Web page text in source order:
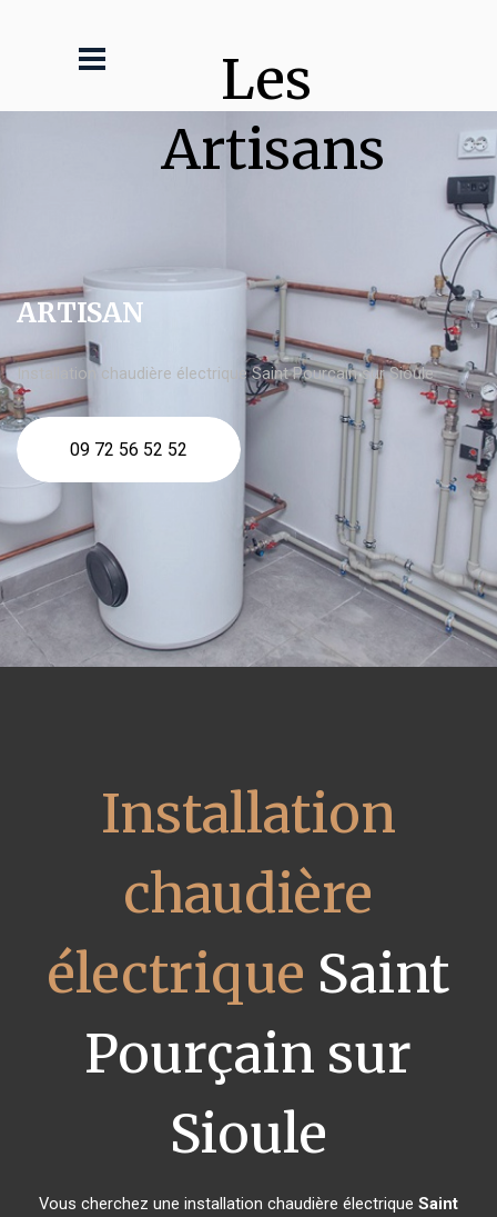
Les
Artisans
ARTISAN
Installation chaudière électrique Saint Pourçain sur Sioule
09 72 56 52 52
Installation
chaudière
électrique Saint
Pourçain sur
Sioule
Vous cherchez une installation chaudière électrique Saint